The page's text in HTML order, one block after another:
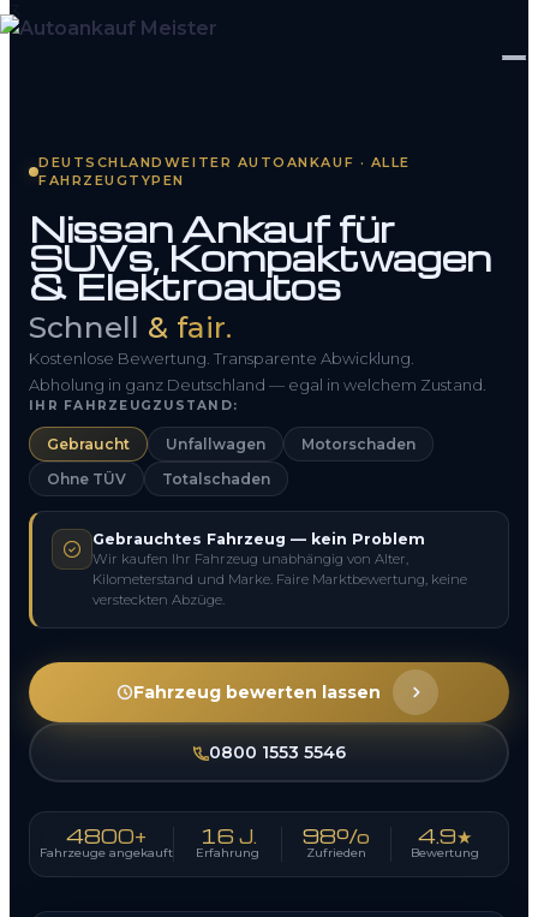
So funktioniert’s
Kontakt
FAQ
0800 1553 5546
Kostenlos anfragen
DEUTSCHLANDWEITER AUTOANKAUF · ALLE
FAHRZEUGTYPEN
Nissan Ankauf für
SUVs, Kompaktwagen
& Elektroautos
Schnell & fair.
Kostenlose Bewertung. Transparente Abwicklung.
Abholung in ganz Deutschland — egal in welchem Zustand.
IHR FAHRZEUGZUSTAND:
Gebraucht Unfallwagen
Motorschaden
Ohne TÜV
Totalschaden
Gebrauchtes Fahrzeug — kein Problem
Wir kaufen Ihr Fahrzeug unabhängig von Alter,
Kilometerstand und Marke. Faire Marktbewertung, keine
versteckten Abzüge.
Fahrzeug bewerten lassen
0800 1553 5546
4800+
Fahrzeuge angekauft
16 J.
Erfahrung
98%
Zufrieden
4.9★
Bewertung